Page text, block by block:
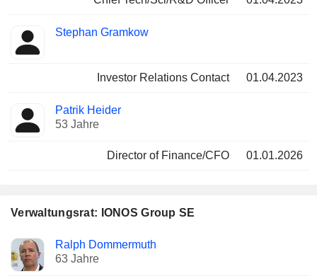
Stephan Gramkow
Investor Relations Contact 01.04.2023
Patrik Heider
53 Jahre
Director of Finance/CFO 01.01.2026
Verwaltungsrat: IONOS Group SE
Verwaltungsratsmitglied Ausschüsse
Ralph Dommermuth
63 Jahre